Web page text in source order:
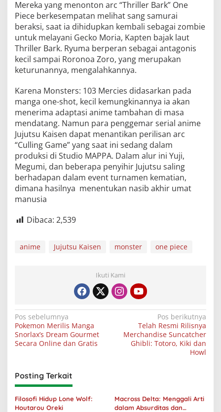
Mereka yang menonton arc “Thriller Bark” One
Piece berkesempatan melihat sang samurai
beraksi, saat ia dihidupkan kembali sebagai zombie
untuk melayani Gecko Moria, Kapten bajak laut
Thriller Bark. Ryuma berperan sebagai antagonis
kecil sampai Roronoa Zoro, yang merupakan
keturunannya, mengalahkannya.
Karena Monsters: 103 Mercies didasarkan pada
manga one-shot, kecil kemungkinannya ia akan
menerima adaptasi anime tambahan di masa
mendatang. Namun para penggemar serial anime
Jujutsu Kaisen dapat menantikan perilisan arc
“Culling Game” yang saat ini sedang dalam
produksi di Studio MAPPA. Dalam alur ini Yuji,
Megumi, dan beberapa penyihir Jujutsu saling
berhadapan dalam event turnamen kematian,
dimana hasilnya menentukan nasib akhir umat
manusia
Dibaca: 2,539
anime Jujutsu Kaisen monster one piece
Ikuti Kami
Navigasi
pos
Pos sebelumnya
Pokemon Merilis Manga
Snorlax’s Dream Gourmet
Secara Online dan Gratis
Pos berikutnya
Telah Resmi Rilisnya
Merchandise Suncatcher
Ghibli: Totoro, Kiki dan
Howl
Posting Terkait
Filosofi Hidup Lone Wolf:
Houtarou Oreki
Macross Delta: Menggali Arti
dalam Absurditas dan